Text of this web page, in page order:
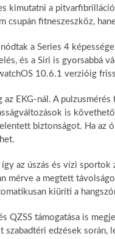
kimutatni a
csupán fitneszeszköz,
a Series 4
és a Siri is gyorsabbá
10.6.1 verzióig
EKG-nál. A
is
biztonságot. Ha az
az úszás és vízi
mérve a megtett
kiüríti a
QZSS támogatása is
edzések során,